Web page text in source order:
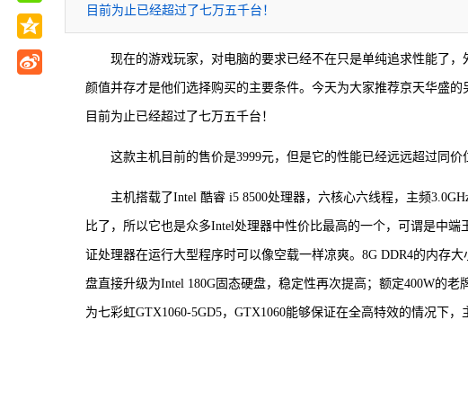
目前为止已经超过了七万五千台！
现在的游戏玩家，对电脑的要求已经不在只是单纯追求性能了
颜值并存才是他们选择购买的主要条件。今天为大家推荐京天华盛
目前为止已经超过了七万五千台！
这款主机目前的售价是3999元，但是它的性能已经远远超过同价
主机搭载了Intel 酷睿 i5 8500处理器，六核心六线程，主频
比了，所以它也是众多Intel处理器中性价比最高的一个，可谓是中
证处理器在运行大型程序时可以像空载一样凉爽。8G DDR4的内存
盘直接升级为Intel 180G固态硬盘，稳定性再次提高；额定400W的
为七彩虹GTX1060-5GD5，GTX1060能够保证在全高特效的情况下